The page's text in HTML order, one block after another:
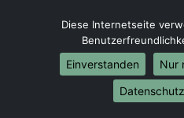
Umzüge-
Umzug von Leverkusen
Umzug von Leverkusen
Umzug von Leverkusen
Umzug von Leverkusen
Diese Internetseite
Einverstanden
Nur